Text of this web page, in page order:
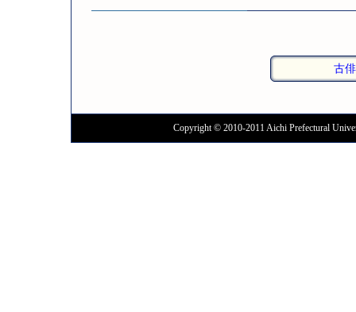
古
Copyright © 2010-2011 Aichi Prefectural